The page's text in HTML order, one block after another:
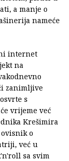
a manje o
nameće
internet
na
zanimljive
s
vrijeme već
Krešimira
o
već u
sa svim